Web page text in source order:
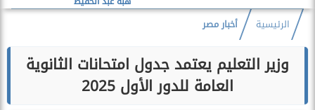
الرئيسية أخبار مصر
وزير التعليم يعتمد جدول امتحانات الثانوية
العامة للدور الأول 2025